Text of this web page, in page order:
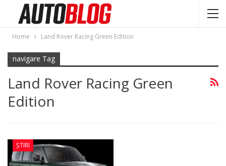
Home Land Rover Racing Green Edition
navigare Tag
Land Rover Racing Green
Edition
ȘTIRI